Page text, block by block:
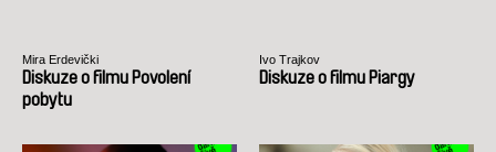
Mira Erdevički
Diskuze o filmu Povolení
pobytu
Ivo Trajkov
Diskuze o filmu Piargy